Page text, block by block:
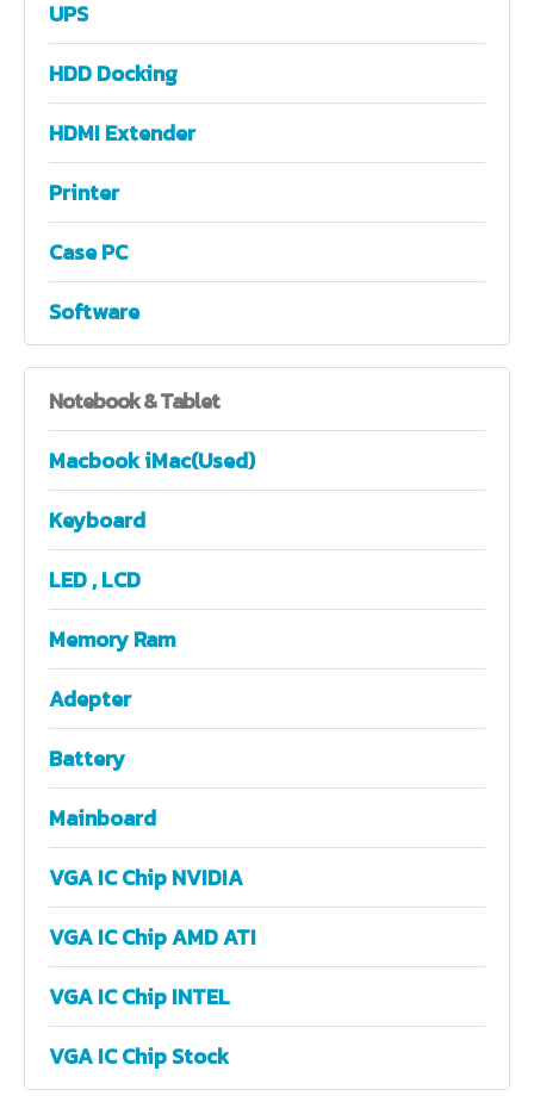
UPS
HDD Docking
HDMI Extender
Printer
Case PC
Software
Notebook& Tablet
Macbook iMac(Used)
Keyboard
LED , LCD
Memory Ram
Adepter
Battery
Mainboard
VGA IC Chip NVIDIA
VGA IC Chip AMD ATI
VGA IC Chip INTEL
VGA IC Chip Stock